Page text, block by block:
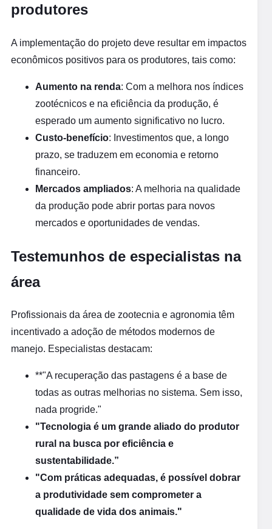
produtores
A implementação do projeto deve resultar em impactos
econômicos positivos para os produtores, tais como:
Aumento na renda: Com a melhora nos índices
zootécnicos e na eficiência da produção, é
esperado um aumento significativo no lucro.
Custo-benefício: Investimentos que, a longo
prazo, se traduzem em economia e retorno
financeiro.
Mercados ampliados: A melhoria na qualidade
da produção pode abrir portas para novos
mercados e oportunidades de vendas.
Testemunhos de especialistas na
área
Profissionais da área de zootecnia e agronomia têm
incentivado a adoção de métodos modernos de
manejo. Especialistas destacam:
**"A recuperação das pastagens é a base de
todas as outras melhorias no sistema. Sem isso,
nada progride."
"Tecnologia é um grande aliado do produtor
rural na busca por eficiência e
sustentabilidade.”
"Com práticas adequadas, é possível dobrar
a produtividade sem comprometer a
qualidade de vida dos animais."